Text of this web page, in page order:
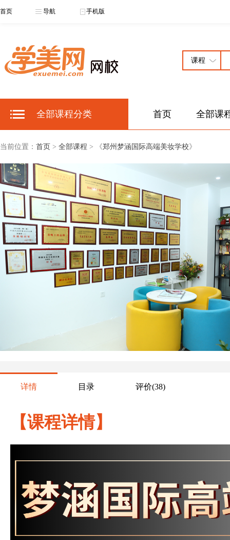
首页 导航 手机版
全部课程分类 首页 全部课
当前位置： 首页 > 全部课程 > 《郑州梦涵国际高端美妆学校》
详情 目录 评价(38)
【课程详情】